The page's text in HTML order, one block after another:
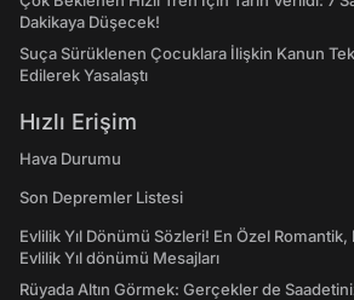
reklamlarının makas yediği net
İsminin açıklanmasını istemeyen bir
sahibi, “Kentsel Tasarım bizim
onaylamadı ve arada birkaç git gel ile
kesile kadınlar bacaksız kaldı” dedi. ORJİNAL
DEĞİLLER Markaların söz konusu koleksiyon
çekimlerinin orijinal fotoğrafları ile,
ve duraklarda yayımlanan reklam
arasındaki fark sansürü gözler
Örneğin Koton’un mayosu, o kadar
Dakikaya Düşecek!
Suça Sürüklenen Çocuklara İlişkin Kanun
Edilerek Yasalaştı
Hızlı Erişim
Hava Durumu
Son Depremler Listesi
Evlilik Yıl Dönümü Sözleri! En Özel
Evlilik Yıl dönümü Mesajları
Rüyada Altın Görmek: Gerçekler de